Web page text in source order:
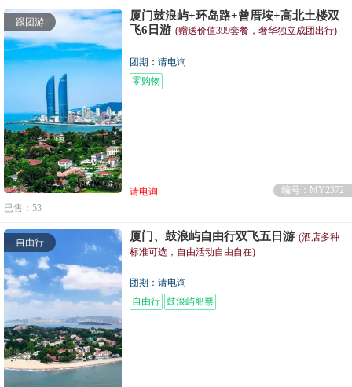
跟团游
厦门鼓浪屿+环岛路+曾厝垵+高北土楼双
飞6日游 (赠送价值399套餐，奢华独立成团出行)
团期：请电询
零购物
请电询
编号：MY2372
已售：53
自由行 厦门、鼓浪屿自由行双飞五日游 (酒店多种
标准可选，自由活动自由自在)
团期：请电询
自由行 鼓浪屿船票